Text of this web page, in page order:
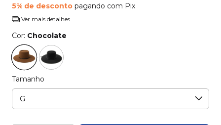
5% de desconto pagando com Pix
Ver mais detalhes
Cor: Chocolate
Tamanho